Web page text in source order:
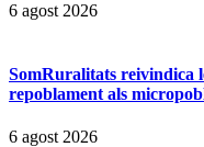
6 agost 2026
SomRuralitats reivindica
repoblament als
6 agost 2026